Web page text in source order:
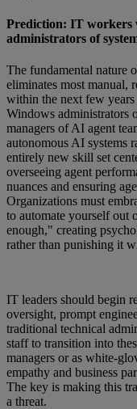
Prediction: IT workers
administrators of
The fundamental nature
eliminates most manual,
within the next few
Windows administrators
managers of AI agent
autonomous AI systems
entirely new skill set
overseeing agent
nuances and ensuring
Organizations must
to automate yourself out
enough," creating
rather than punishing it
IT leaders should begin
oversight, prompt
traditional technical
staff to transition into
managers or as white-
empathy and business
The key is making this
a threat.